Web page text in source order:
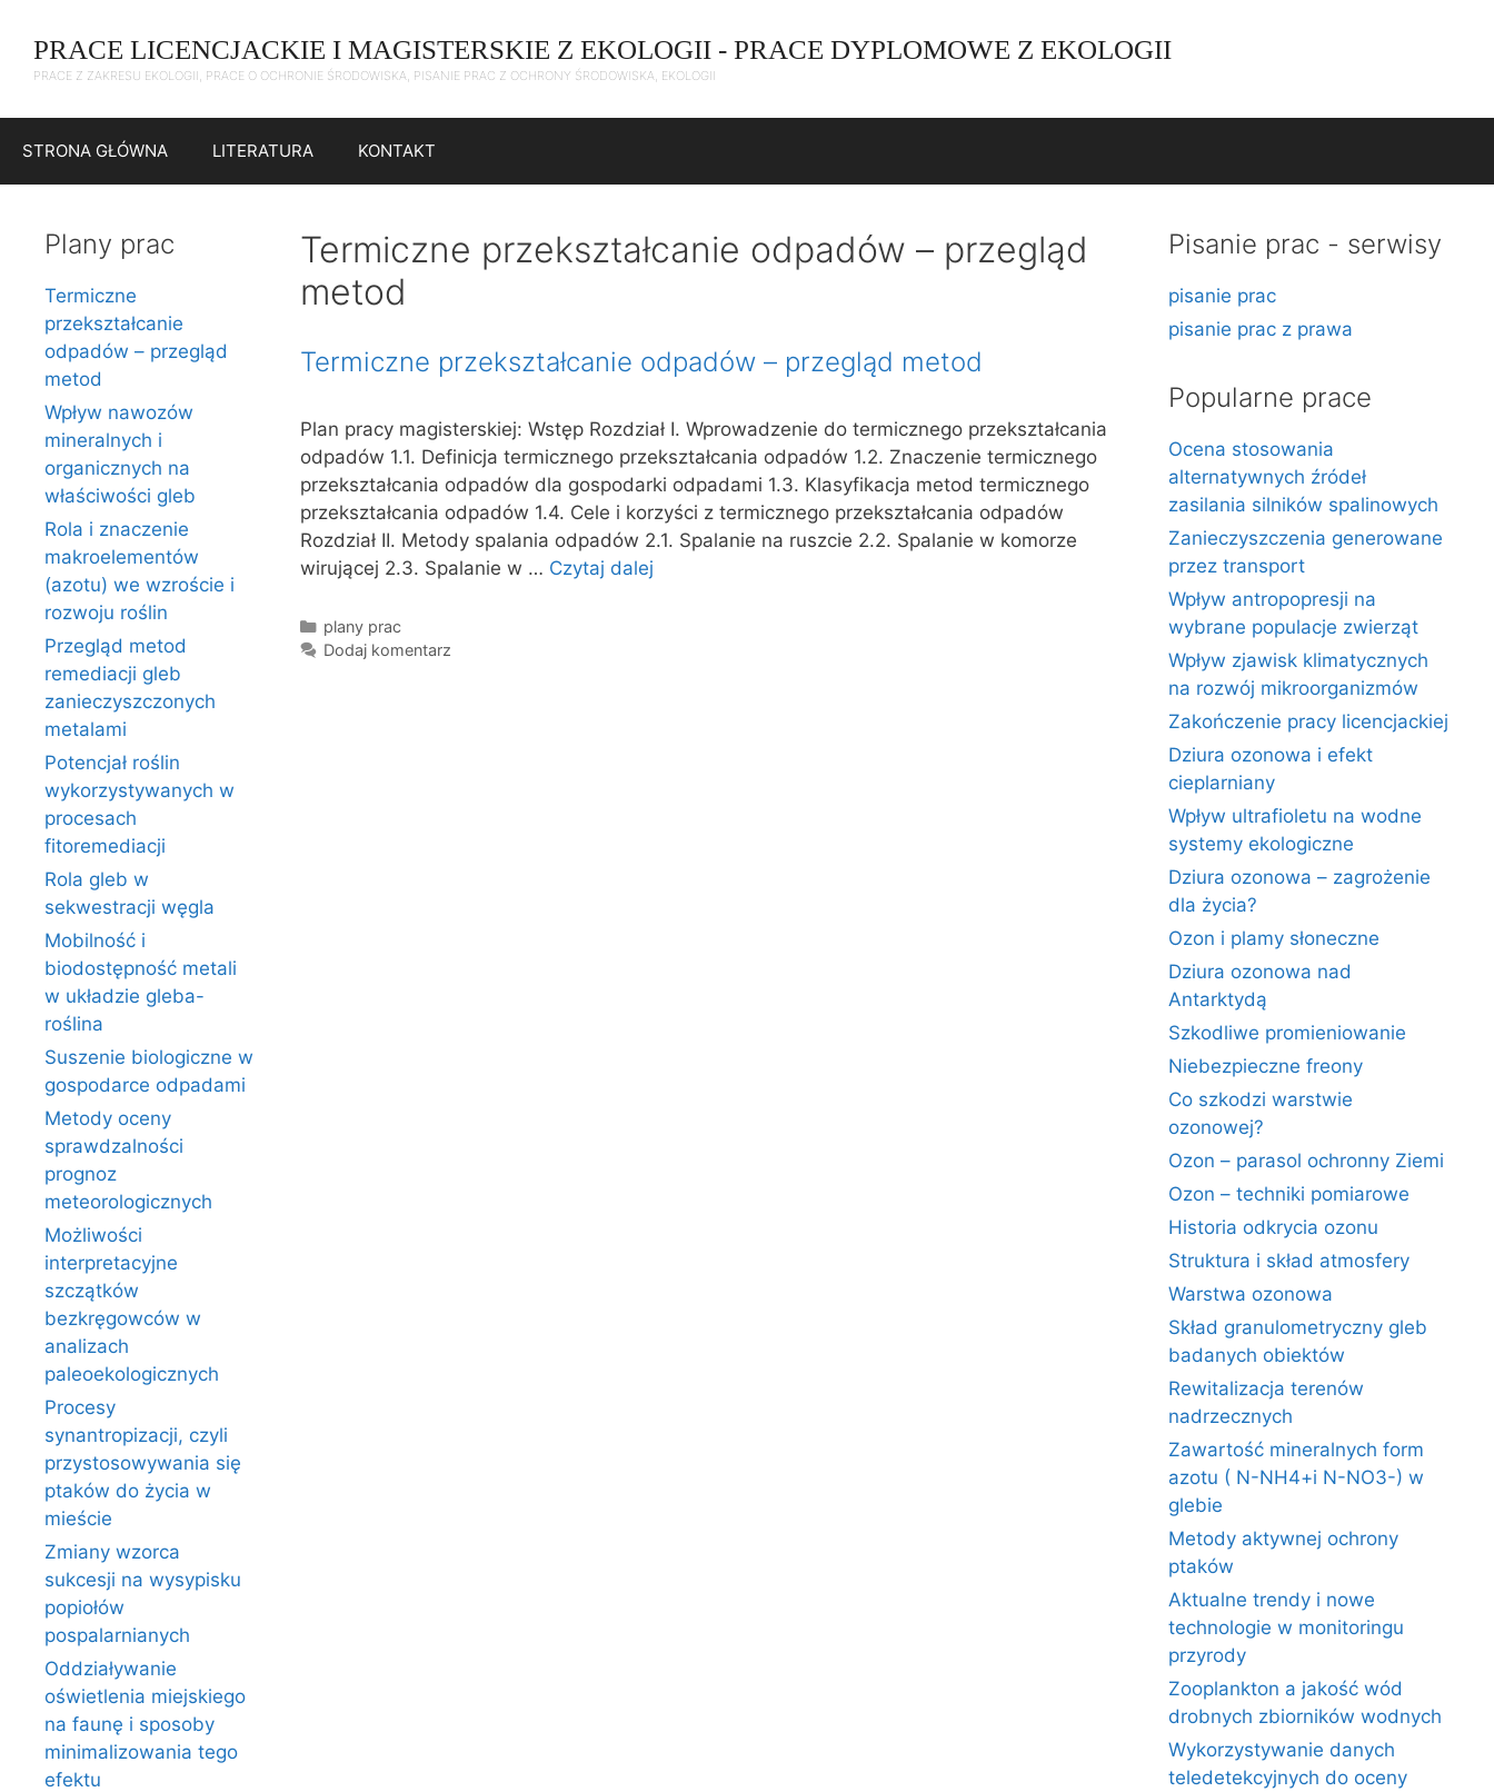
treści
PRACE LICENCJACKIE I MAGISTERSKIE Z EKOLOGII - PRACE DYPLOMOWE Z EKOLOGII
PRACE Z ZAKRESU EKOLOGII, PRACE O OCHRONIE ŚRODOWISKA, PISANIE PRAC Z OCHRONY ŚRODOWISKA, EKOLOGII
STRONA GŁÓWNA LITERATURA KONTAKT
Termiczne przekształcanie odpadów – przegląd
metod
Termiczne przekształcanie odpadów – przegląd metod
Plan pracy magisterskiej: Wstęp Rozdział I. Wprowadzenie do termicznego przekształcania
odpadów 1.1. Definicja termicznego przekształcania odpadów 1.2. Znaczenie termicznego
przekształcania odpadów dla gospodarki odpadami 1.3. Klasyfikacja metod termicznego
przekształcania odpadów 1.4. Cele i korzyści z termicznego przekształcania odpadów
Rozdział II. Metody spalania odpadów 2.1. Spalanie na ruszcie 2.2. Spalanie w komorze
wirującej 2.3. Spalanie w … Czytaj dalej
Kategorie
plany prac
Dodaj komentarz
Plany prac
Termiczne
przekształcanie
odpadów – przegląd
metod
Wpływ nawozów
mineralnych i
organicznych na
właściwości gleb
Rola i znaczenie
makroelementów
(azotu) we wzroście i
rozwoju roślin
Przegląd metod
remediacji gleb
zanieczyszczonych
metalami
Potencjał roślin
wykorzystywanych w
procesach
fitoremediacji
Rola gleb w
sekwestracji węgla
Mobilność i
biodostępność metali
w układzie gleba-
roślina
Suszenie biologiczne w
gospodarce odpadami
Metody oceny
sprawdzalności
prognoz
meteorologicznych
Możliwości
interpretacyjne
szczątków
bezkręgowców w
analizach
paleoekologicznych
Procesy
synantropizacji, czyli
przystosowywania się
ptaków do życia w
mieście
Zmiany wzorca
sukcesji na wysypisku
popiołów
pospalarnianych
Oddziaływanie
oświetlenia miejskiego
na faunę i sposoby
minimalizowania tego
efektu
Pisanie prac - serwisy
pisanie prac
pisanie prac z prawa
Popularne prace
Ocena stosowania
alternatywnych źródeł
zasilania silników spalinowych
Zanieczyszczenia generowane
przez transport
Wpływ antropopresji na
wybrane populacje zwierząt
Wpływ zjawisk klimatycznych
na rozwój mikroorganizmów
Zakończenie pracy licencjackiej
Dziura ozonowa i efekt
cieplarniany
Wpływ ultrafioletu na wodne
systemy ekologiczne
Dziura ozonowa – zagrożenie
dla życia?
Ozon i plamy słoneczne
Dziura ozonowa nad
Antarktydą
Szkodliwe promieniowanie
Niebezpieczne freony
Co szkodzi warstwie
ozonowej?
Ozon – parasol ochronny Ziemi
Ozon – techniki pomiarowe
Historia odkrycia ozonu
Struktura i skład atmosfery
Warstwa ozonowa
Skład granulometryczny gleb
badanych obiektów
Rewitalizacja terenów
nadrzecznych
Zawartość mineralnych form
azotu ( N-NH4+i N-NO3-) w
glebie
Metody aktywnej ochrony
ptaków
Aktualne trendy i nowe
technologie w monitoringu
przyrody
Zooplankton a jakość wód
drobnych zbiorników wodnych
Wykorzystywanie danych
teledetekcyjnych do oceny